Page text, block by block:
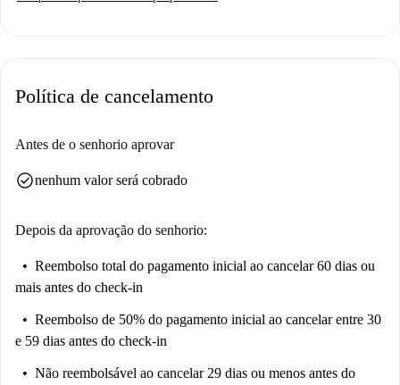
Política de cancelamento
Antes de o senhorio aprovar
check_circlenenhum valor será cobrado
Depois da aprovação do senhorio:
Reembolso total do pagamento inicial ao cancelar 60 dias ou
mais antes do check-in
Reembolso de 50% do pagamento inicial ao cancelar entre 30
e 59 dias antes do check-in
Não reembolsável ao cancelar 29 dias ou menos antes do